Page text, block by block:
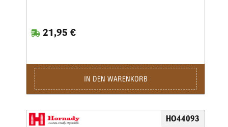
einsetzbar, neues Justieren entfällt.Adapter mit einer
Vierteldrehung auf der Presse arretieren und schon können
21,95 €
IN DEN WARENKORB
HO44093